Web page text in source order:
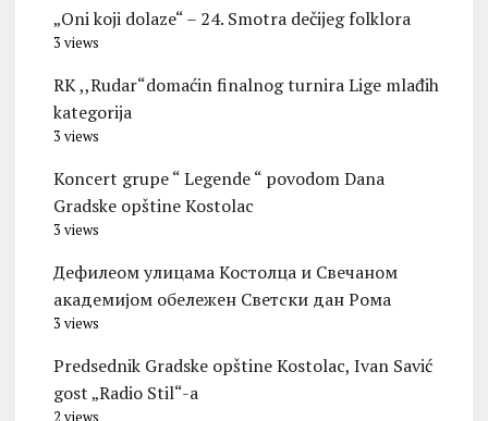
„Oni koji dolaze“ – 24. Smotra dečijeg folklora
3 views
RK ,,Rudar“domaćin finalnog turnira Lige mlađih
kategorija
3 views
Koncert grupe “ Legende “ povodom Dana
Gradske opštine Kostolac
3 views
Дефилеом улицама Костолца и Свечаном
академијом обележен Светски дан Рома
3 views
Predsednik Gradske opštine Kostolac, Ivan Savić
gost „Radio Stil“-a
2 views